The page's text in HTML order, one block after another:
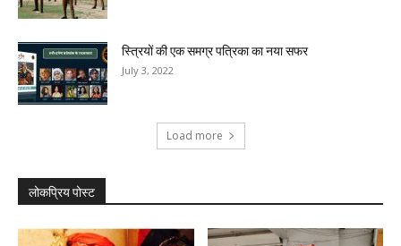
स्त्रियों की एक समग्र पत्रिका का नया सफर
July 3, 2022
Load more
लोकप्रिय पोस्ट